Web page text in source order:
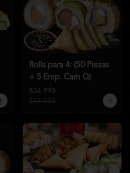
Rolls para 4: (50 Piezas
+ 5 Emp. Cam Q)
$34.990
$37.230